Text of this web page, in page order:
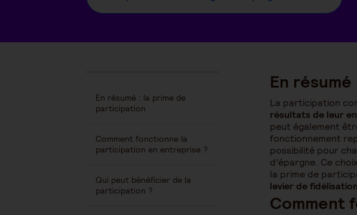
En résumé : la prime de
participation
Comment fonctionne la
participation en entreprise ?
Qui peut bénéficier de la
participation ?
En
La participation
résultats de leur
peut également
fonctionnement
possibilité pour
d’épargne. Ce
la prime de
levier de
Comment